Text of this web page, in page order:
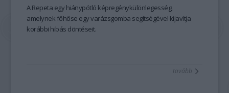
ARepeta egy hiánypótló képregénykülönlegesség,
amelynek főhőse egy varázsgomba segítségével kijavítja
korábbi hibás döntéseit.
tovább